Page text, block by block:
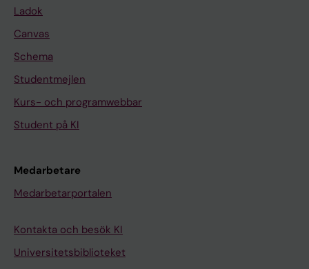
Ladok
Canvas
Schema
Studentmejlen
Kurs- och programwebbar
Student på KI
Medarbetare
Medarbetarportalen
Kontakta och besök KI
Universitetsbiblioteket